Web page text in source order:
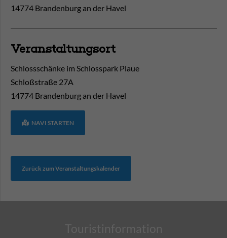
14774 Brandenburg an der Havel
Veranstaltungsort
Schlossschänke im Schlosspark Plaue
Schloßstraße 27A
14774 Brandenburg an der Havel
NAVI STARTEN
Zurück zum Veranstaltungskalender
Touristinformation